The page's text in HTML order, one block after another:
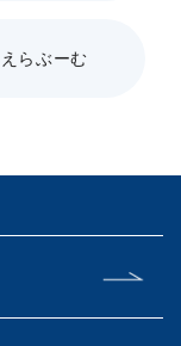
らぶーむ